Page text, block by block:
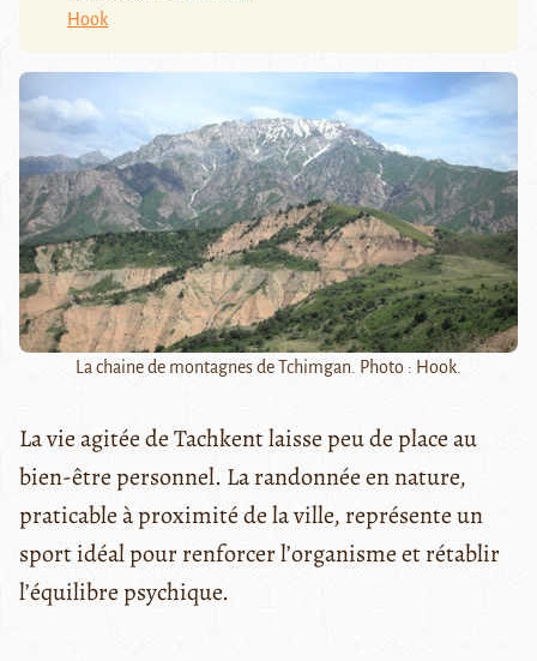
Hook
La chaine de montagnes de Tchimgan. Photo : Hook.
La vie agitée de Tachkent laisse peu de place au
bien-être personnel. La randonnée en nature,
praticable à proximité de la ville, représente un
sport idéal pour renforcer l’organisme et rétablir
l’équilibre psychique.